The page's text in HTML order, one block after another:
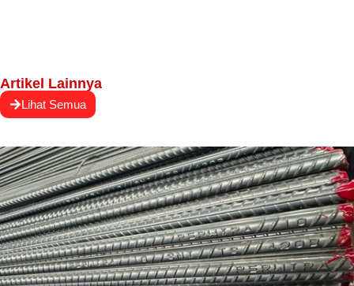
Artikel Lainnya
Lihat Semua